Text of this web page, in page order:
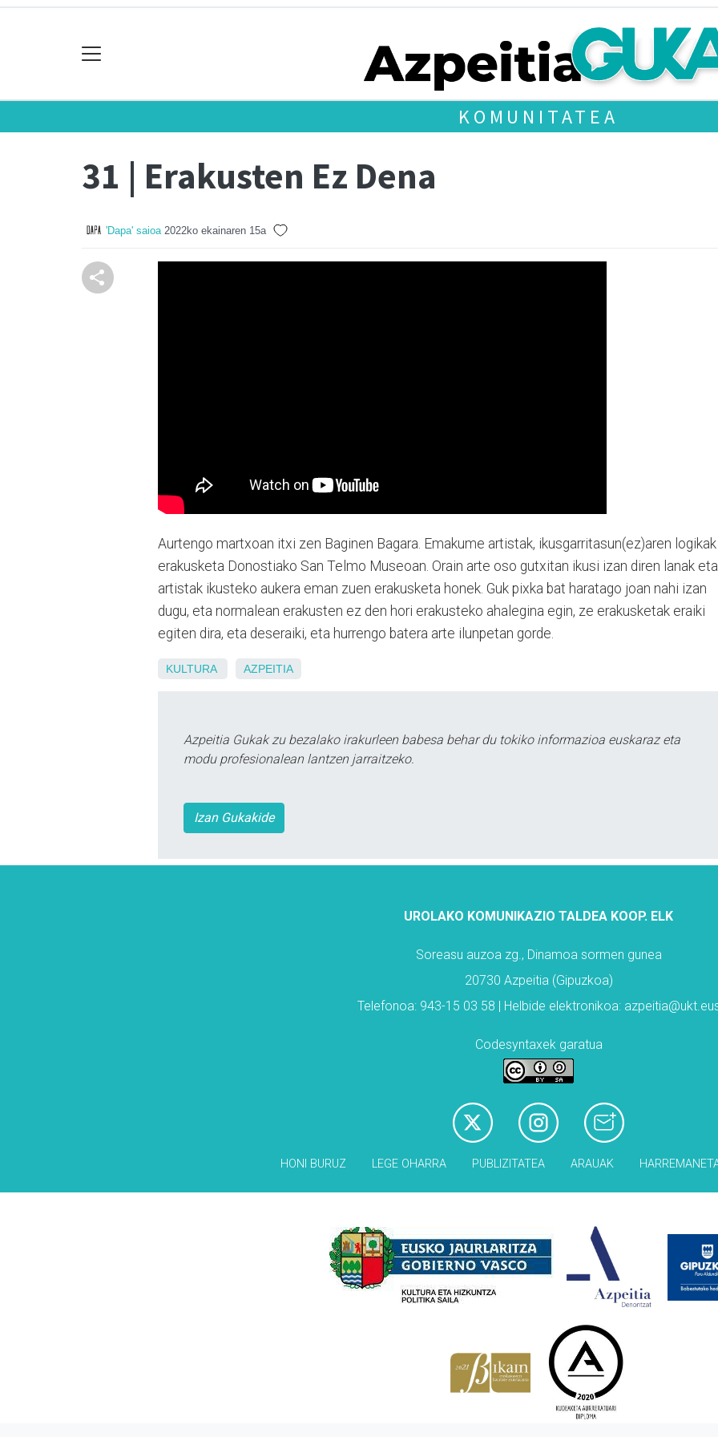
KOMUNITATEA
31 | Erakusten Ez Dena
'Dapa' saioa 2022ko ekainaren 15a
Aurtengo martxoan itxi zen Baginen Bagara. Emakume artistak, ikusgarritasun(ez)aren logikak
erakusketa Donostiako San Telmo Museoan. Orain arte oso gutxitan ikusi izan diren lanak eta
artistak ikusteko aukera eman zuen erakusketa honek. Guk pixka bat haratago joan nahi izan
dugu, eta normalean erakusten ez den hori erakusteko ahalegina egin, ze erakusketak eraiki
egiten dira, eta deseraiki, eta hurrengo batera arte ilunpetan gorde.
KULTURA AZPEITIA
Azpeitia Gukak zu bezalako irakurleen babesa behar du tokiko informazioa euskaraz eta
modu profesionalean lantzen jarraitzeko.
Izan Gukakide
UROLAKO KOMUNIKAZIO TALDEA KOOP. ELK
Soreasu auzoa zg., Dinamoa sormen gunea
20730 Azpeitia (Gipuzkoa)
Telefonoa: 943-15 03 58 | Helbide elektronikoa:
Codesyntaxek garatua
HONI BURUZ LEGE OHARRA PUBLIZITATEA ARAUAK